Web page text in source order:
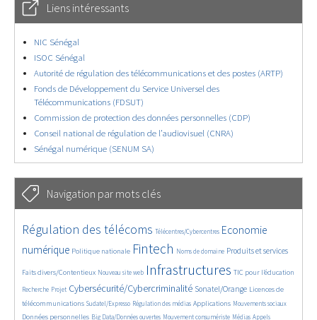
Liens intéressants
NIC Sénégal
ISOC Sénégal
Autorité de régulation des télécommunications et des postes (ARTP)
Fonds de Développement du Service Universel des
Télécommunications (FDSUT)
Commission de protection des données personnelles (CDP)
Conseil national de régulation de l’audiovisuel (CNRA)
Sénégal numérique (SENUM SA)
Navigation par mots clés
4710/5678
Régulation des télécoms
346/5678 Télécentres/Cybercentres
3780/5678
Economie
numérique
1864/5678 Politique nationale
5274/5678 Fintech
694/5678 Noms de domaine
2473/5678 Produits et services
1578/5678
Faits divers/Contentieux Nouveau site web Infrastructures TIC pour l’éducation
Recherche
244/5678Projet
3544/5678 Cybersécurité/Cybercriminalité
2288/5678 Sonatel/Orange
1624/5678
Licences de
télécommunications
294/5678 Sudatel/Expresso
1013/5678 Régulation des médias
1555/5678 Applications
1098/5678 Mouvements sociaux
1653/5678
Données personnelles
141/5678 Big Data/Données ouvertes
612/5678 Mouvement consumériste
376/5678 Médias
650/5678 Appels